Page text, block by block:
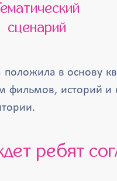
сценарий
в основу
фильмов, историй и
ребят